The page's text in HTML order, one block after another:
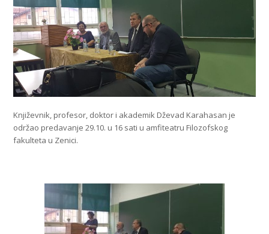
Književnik, profesor, doktor i akademik Dževad Karahasan je
održao predavanje 29.10. u 16 sati u amfiteatru Filozofskog
fakulteta u Zenici.